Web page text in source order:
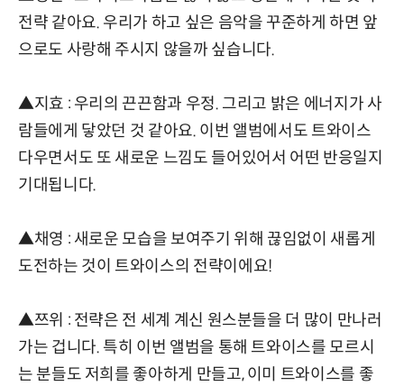
전략 같아요. 우리가 하고 싶은 음악을 꾸준하게 하면 앞
으로도 사랑해 주시지 않을까 싶습니다.
▲지효 : 우리의 끈끈함과 우정. 그리고 밝은 에너지가 사
람들에게 닿았던 것 같아요. 이번 앨범에서도 트와이스
다우면서도 또 새로운 느낌도 들어있어서 어떤 반응일지
기대됩니다.
▲채영 : 새로운 모습을 보여주기 위해 끊임없이 새롭게
도전하는 것이 트와이스의 전략이에요!
▲쯔위 : 전략은 전 세계 계신 원스분들을 더 많이 만나러
가는 겁니다. 특히 이번 앨범을 통해 트와이스를 모르시
는 분들도 저희를 좋아하게 만들고, 이미 트와이스를 좋